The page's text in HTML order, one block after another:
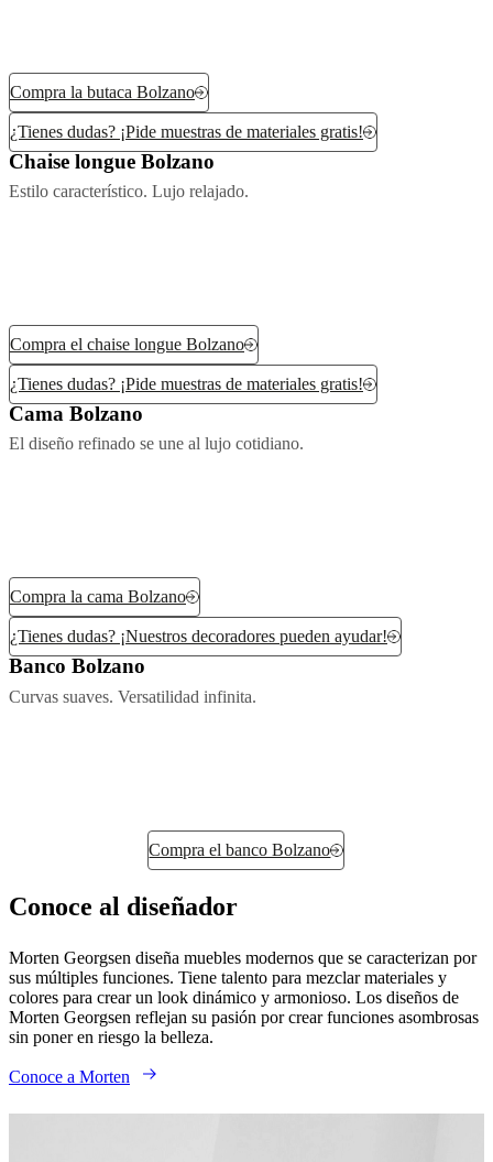
Compra la butaca Bolzano
¿Tienes dudas? ¡Pide muestras de materiales gratis!
Chaise longue Bolzano
Estilo característico. Lujo relajado.
Compra el chaise longue Bolzano
¿Tienes dudas? ¡Pide muestras de materiales gratis!
Cama Bolzano
El diseño refinado se une al lujo cotidiano.
Compra la cama Bolzano
¿Tienes dudas? ¡Nuestros decoradores pueden ayudar!
Banco Bolzano
Curvas suaves. Versatilidad infinita.
Compra el banco Bolzano
Conoce al diseñador
Morten Georgsen diseña muebles modernos que se caracterizan por
sus múltiples funciones. Tiene talento para mezclar materiales y
colores para crear un look dinámico y armonioso. Los diseños de
Morten Georgsen reflejan su pasión por crear funciones asombrosas
sin poner en riesgo la belleza.
Conoce a Morten